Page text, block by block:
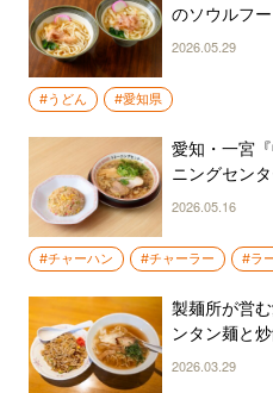
のソウルフ
2種類のつゆ
2026.05.29
#うどん #愛知県
愛知・一宮
ニングセン
なのか。カ
2026.05.16
#チャーハン #チャーラー #ラ
製麺所が営
ンタン麺と
プも購入し
2026.03.29